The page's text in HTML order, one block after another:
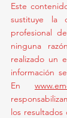
Este
sustituye la
profesional
ninguna
realizado un
información
En
los